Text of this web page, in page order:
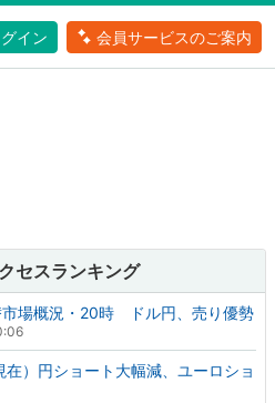
イン 会員サービスのご案内
セスランキング
市場概況・20時 ドル円、売り優勢
）円ショート大幅減、ユーロショ